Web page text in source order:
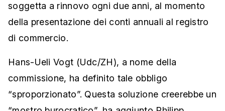
soggetta a rinnovo ogni due anni, al momento
della presentazione dei conti annuali al registro
di commercio.
Hans-Ueli Vogt (Udc/ZH), a nome della
commissione, ha definito tale obbligo
“sproporzionato”. Questa soluzione creerebbe un